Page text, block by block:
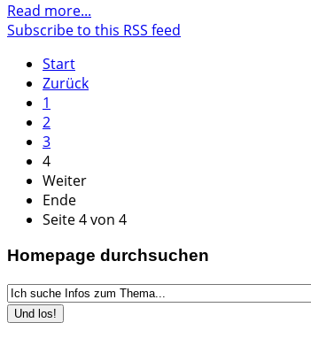
Read more...
Subscribe to this RSS feed
Start
Zurück
1
2
3
4
Weiter
Ende
Seite 4 von 4
Homepage durchsuchen